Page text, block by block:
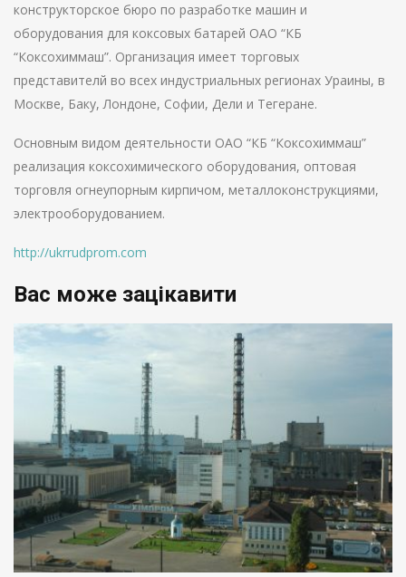
конструкторское бюро по разработке машин и
оборудования для коксовых батарей ОАО “КБ
“Коксохиммаш”. Организация имеет торговых
представителй во всех индустриальных регионах Ураины, в
Москве, Баку, Лондоне, Софии, Дели и Тегеране.
Основным видом деятельности ОАО “КБ “Коксохиммаш”
реализация коксохимического оборудования, оптовая
торговля огнеупорным кирпичом, металлоконструкциями,
электрооборудованием.
http://ukrrudprom.com
Вас може зацікавити